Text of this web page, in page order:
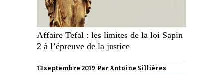
Affaire Tefal : les limites de la loi Sapin
2 à l’épreuve de la justice
13 septembre 2019 Par Antoine Sillières